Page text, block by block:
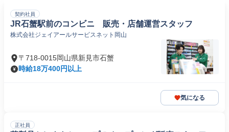
契約社員
JR石蟹駅前のコンビニ 販売・店舗運営スタッフ
株式会社ジェイアールサービスネット岡山
〒718-0015岡山県新見市石蟹
時給18万400円以上
気になる
正社員